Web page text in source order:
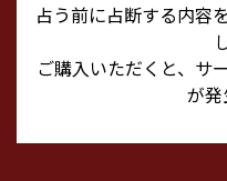
占う前に占断する内容
ご購入いただくと、サ
が発